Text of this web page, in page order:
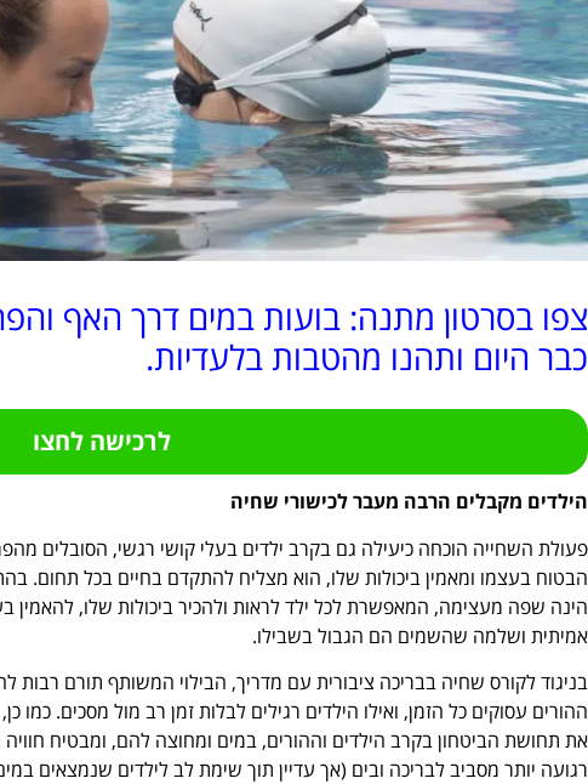
צפו בסרטון מתנה: בועות במים דרך האף
כבר היום ותהנו מהטבות בלעדיות.
לרכישה לחצו
הילדים מקבלים הרבה מעבר לכישורי שחיה
פעולת השחייה הוכחה כיעילה גם בקרב ילדים בעלי קושי רגשי, הסובלים
הבטוח בעצמו ומאמין ביכולות שלו, הוא מצליח להתקדם בחיים בכל תחום.
הינה שפה מעצימה, המאפשרת לכל ילד לראות ולהכיר ביכולות שלו, להאמין
אמיתית ושלמה שהשמים הם הגבול בשבילו.
בניגוד לקורס שחיה בבריכה ציבורית עם מדריך, הבילוי המשותף תורם רבות
ההורים עסוקים כל הזמן, ואילו הילדים רגילים לבלות זמן רב מול מסכים.
את תחושת הביטחון בקרב הילדים וההורים, במים ומחוצה להם, ומבטיח
רגועה יותר מסביב לבריכה ובים (אך עדיין תוך שימת לב לילדים שנמצאים